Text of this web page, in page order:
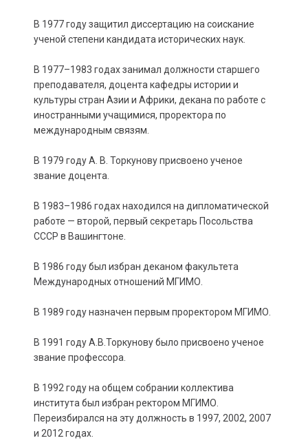
В 1977 году защитил диссертацию на соискание
ученой степени кандидата исторических наук.
В 1977–1983 годах занимал должности старшего
преподавателя, доцента кафедры истории и
культуры стран Азии и Африки, декана по работе с
иностранными учащимися, проректора по
международным связям.
В 1979 году А. В. Торкунову присвоено ученое
звание доцента.
В 1983–1986 годах находился на дипломатической
работе — второй, первый секретарь Посольства
СССР в Вашингтоне.
В 1986 году был избран деканом факультета
Международных отношений МГИМО.
В 1989 году назначен первым проректором МГИМО.
В 1991 году А.В.Торкунову было присвоено ученое
звание профессора.
В 1992 году на общем собрании коллектива
института был избран ректором МГИМО.
Переизбирался на эту должность в 1997, 2002, 2007
и 2012 годах.